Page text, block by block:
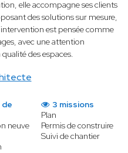
elle accompagne ses clients
des solutions sur mesure,
est pensée comme
avec une attention
des espaces.
neuve
3 missions
Plan
Permis de construire
Suivi de chantier